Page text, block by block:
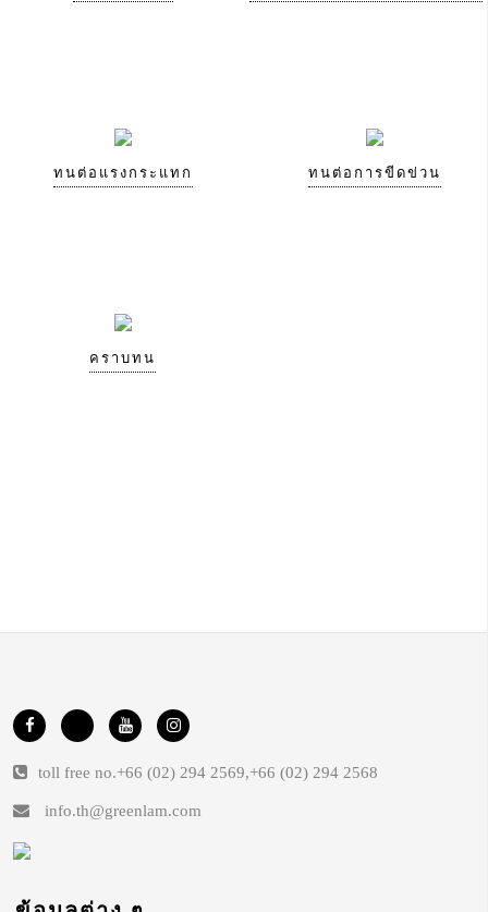
ทนต่อแรงกระแทก ทนต่อการขีดข่วน
คราบทน
toll free no.+66 (02) 294 2569,+66 (02) 294 2568
info.th@greenlam.com